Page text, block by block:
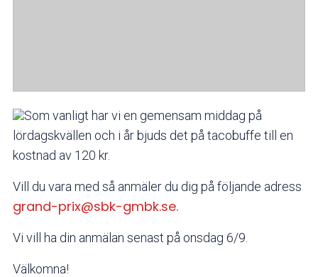
Som vanligt har vi en gemensam middag på
lördagskvällen och i år bjuds det på tacobuffe till en
kostnad av 120 kr.
Vill du vara med så anmäler du dig på följande adress
grand-prix@sbk-gmbk.se.
Vi vill ha din anmälan senast på onsdag 6/9.
Välkomna!